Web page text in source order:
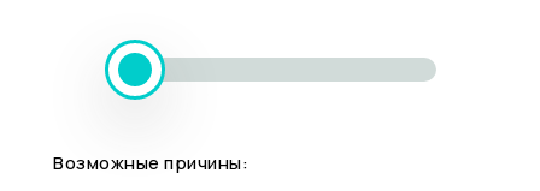
Возможные причины: